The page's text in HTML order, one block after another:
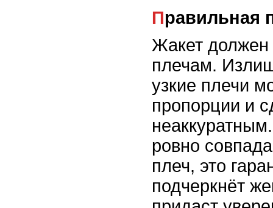
Правильная
Жакет должен
плечам.
узкие плечи
пропорции и
ровно
плеч, это
подчеркнёт